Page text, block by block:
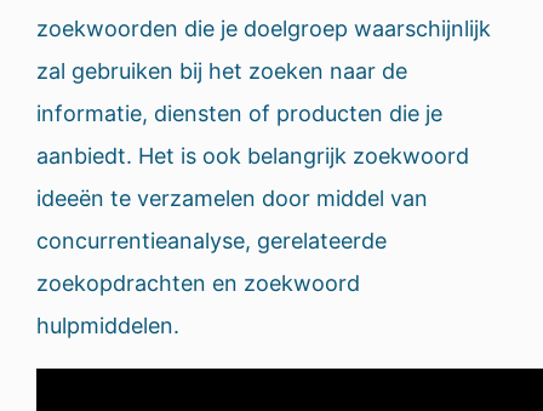
zoekwoorden die je doelgroep waarschijnlijk
zal gebruiken bij het zoeken naar de
informatie, diensten of producten die je
aanbiedt. Het is ook belangrijk zoekwoord
ideeën te verzamelen door middel van
concurrentieanalyse, gerelateerde
zoekopdrachten en zoekwoord
hulpmiddelen.